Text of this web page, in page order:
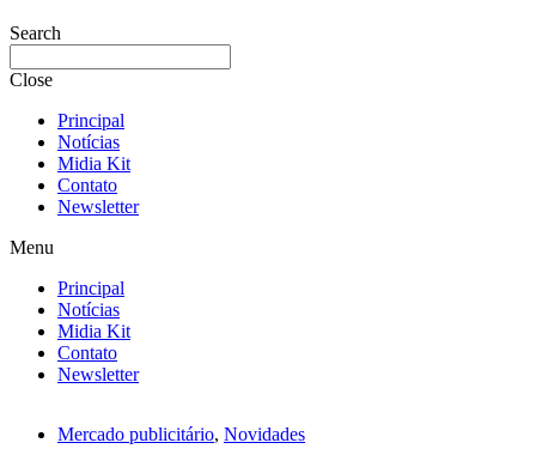
Search
Close
Principal
Notícias
Midia Kit
Contato
Newsletter
Menu
Principal
Notícias
Midia Kit
Contato
Newsletter
Mercado publicitário, Novidades